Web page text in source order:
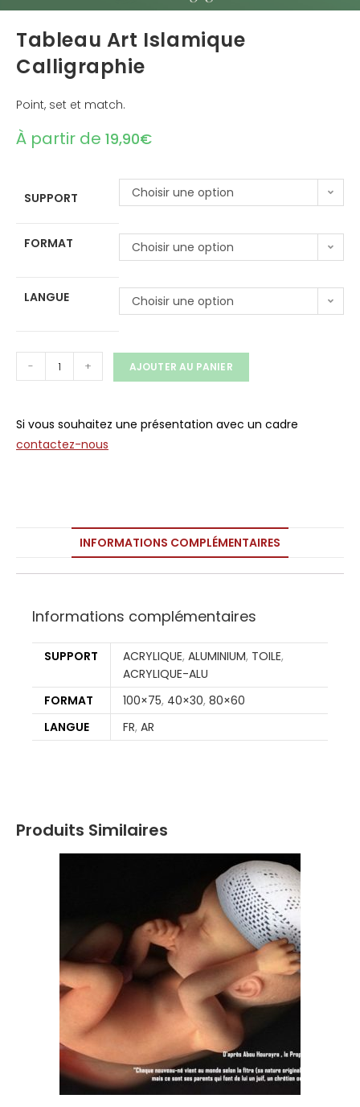
Tableau Art Islamique
Calligraphie
Point, set et match.
À partir de 19,90€
SUPPORT Choisir une option
FORMAT Choisir une option
LANGUE Choisir une option
- + AJOUTER AU PANIER
Si vous souhaitez une présentation avec un cadre
contactez-nous
INFORMATIONS COMPLÉMENTAIRES
Informations complémentaires
SUPPORT ACRYLIQUE, ALUMINIUM, TOILE,
ACRYLIQUE-ALU
FORMAT
100×75, 40×30, 80×60
LANGUE
FR, AR
Produits Similaires